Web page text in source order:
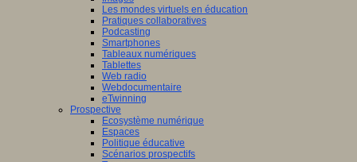
Les mondes virtuels en éducation
Pratiques collaboratives
Podcasting
Smartphones
Tableaux numériques
Tablettes
Web radio
Webdocumentaire
eTwinning
Prospective
Ecosystème numérique
Espaces
Politique éducative
Scénarios prospectifs